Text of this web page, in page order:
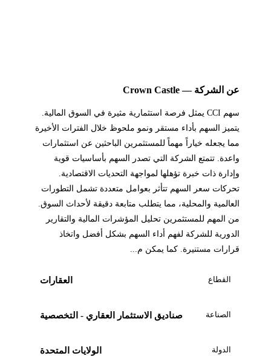
عن الشركة — Crown Castle
سهم CCI يمثل فرصة استثمارية مثيرة في السوق المالية.
يتميز السهم بأداء مستقر ونمو ملحوظ خلال الفترات الأخيرة
مما يجعله خياراً مهماً للمستثمرين الباحثين عن استثمارات
واعدة. تتمتع الشركة التي تصدر السهم بأساسيات قوية
وإدارة ذات خبرة تؤهلها لمواجهة التحديات الاقتصادية.
تحركات سعر السهم تتأثر بعوامل متعددة تشمل التطورات
العالمية والمحلية، مما يتطلب متابعة دقيقة لأحداث السوق.
من المهم للمستثمرين تحليل المؤشرات المالية والتقارير
الدورية للشركة لفهم أداء السهم بشكل أفضل واتخاذ
قرارات مستنيرة. كما يمكن م...
القطاع العقارات
الصناعة صناديق الاستثمار العقاري - التخصصية
الدولة الولايات المتحدة